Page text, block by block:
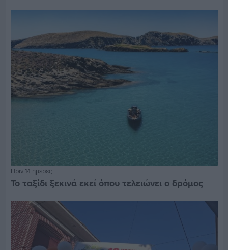
Πριν 14 ημέρες
Το ταξίδι ξεκινά εκεί όπου τελειώνει ο δρόμος